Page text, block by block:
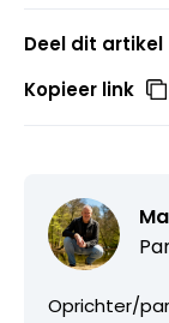
Deel dit artikel
Kopieer link
Oprichter/